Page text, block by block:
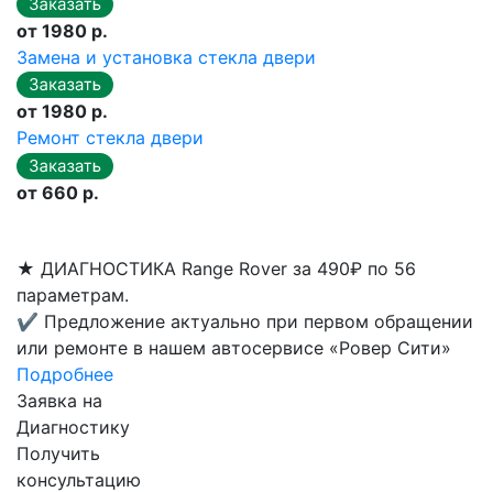
от 1980 р.
Замена и установка стекла двери
от 1980 р.
Ремонт стекла двери
от 660 р.
★ ДИАГНОСТИКА Range Rover за 490₽ по 56
параметрам.
✔ Предложение актуально при первом обращении
или ремонте в нашем автосервисе «Ровер Сити»
Подробнее
Заявка на
Диагностику
Получить
консультацию